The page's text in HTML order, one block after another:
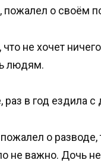
о своём
не хочет
людям.
в год ездила
о
не важно. Дочь